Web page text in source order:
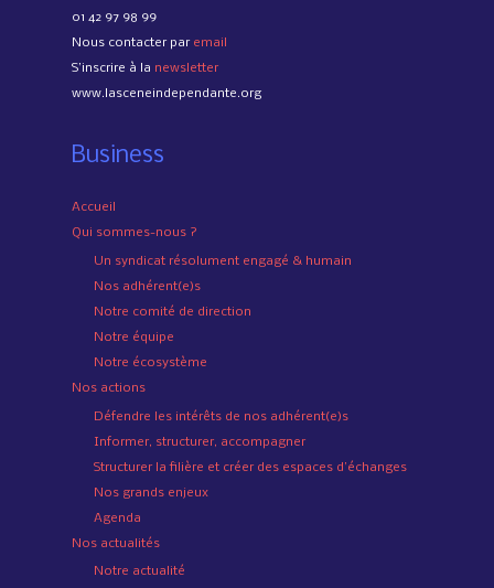
01 42 97 98 99
Nous contacter par email
S’inscrire à la newsletter
www.lasceneindependante.org
Business
Accueil
Qui sommes-nous ?
Un syndicat résolument engagé & humain
Nos adhérent(e)s
Notre comité de direction
Notre équipe
Notre écosystème
Nos actions
Défendre les intérêts de nos adhérent(e)s
Informer, structurer, accompagner
Structurer la filière et créer des espaces d’échanges
Nos grands enjeux
Agenda
Nos actualités
Notre actualité